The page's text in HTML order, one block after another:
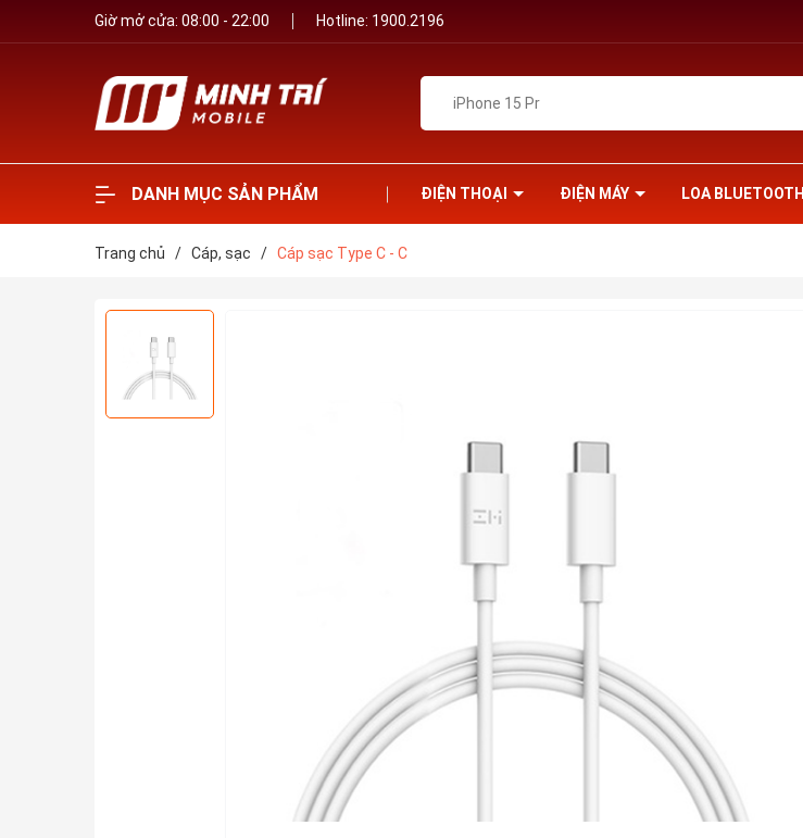
Giờ mở cửa: 08:00 - 22:00 Hotline: 1900.2196
DANH MỤC SẢN PHẨM ĐIỆN THOẠI ĐIỆN MÁY LOA BLUETOOTH
Trang chủ / Cáp, sạc / Cáp sạc Type C - C